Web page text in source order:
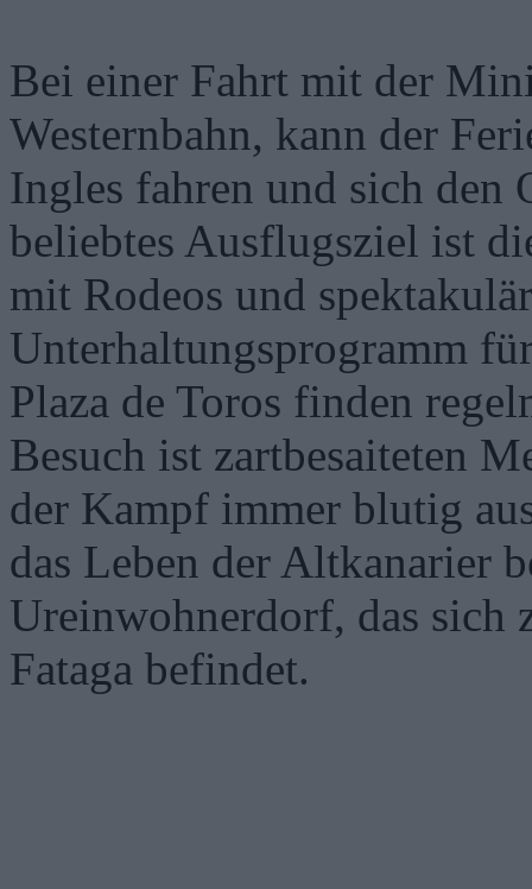
Bei einer Fahrt mit der
Westernbahn, kann der
Ingles fahren und sich den
beliebtes Ausflugsziel ist
mit Rodeos und
Unterhaltungsprogramm
Plaza de Toros finden
Besuch ist zartbesaiteten
der Kampf immer blutig
das Leben der Altkanarier
Ureinwohnerdorf, das sich
Fataga befindet.